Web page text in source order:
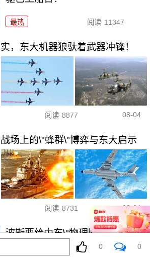
最热 阅读 11347
，东大机器狼驮着武器冲锋！
阅读 8877 08-04
场上的\"蜂群\"博弈与东大启示
阅读 8731 08-04
波斯要给中东\"物理断网\"，特朗
0 0